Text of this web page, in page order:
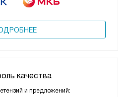
качества
и предложений: